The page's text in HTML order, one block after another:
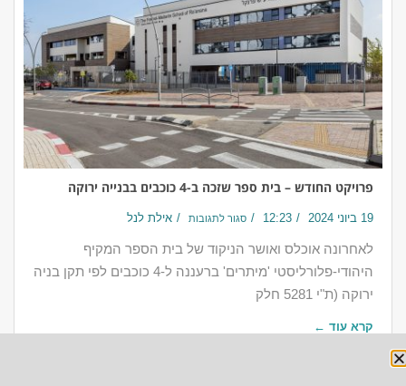
פרויקט החודש – בית ספר שזכה ב-4 כוכבים בבנייה ירוקה
19 ביוני 2024 12:23 סגור לתגובות אילת לנל
לאחרונה אוכלס ואושר הניקוד של בית הספר המקיף
היהודי-פלורליסטי 'מיתרים' ברעננה ל-4 כוכבים לפי תקן בניה
ירוקה (ת"י 5281 חלק
קרא עוד ←